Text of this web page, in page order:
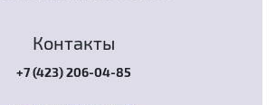
Контакты
+7 (423) 206-04-85